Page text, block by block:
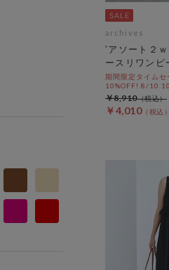
archives
’アソート２
ースリワンピ
期間限定タイムセ
10%OFF! 8/10
￥4,010
￥8,910